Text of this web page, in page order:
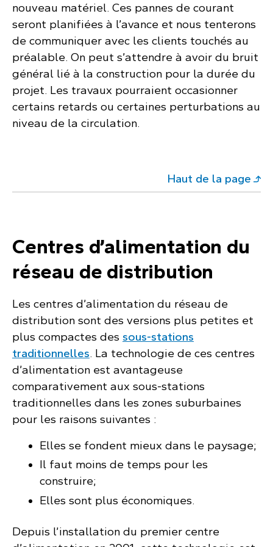
nouveau matériel. Ces pannes de courant
seront planifiées à l’avance et nous tenterons
de communiquer avec les clients touchés au
préalable. On peut s’attendre à avoir du bruit
général lié à la construction pour la durée du
projet. Les travaux pourraient occasionner
certains retards ou certaines perturbations au
niveau de la circulation.
Haut de la page
Centres d’alimentation du
réseau de distribution
Les centres d’alimentation du réseau de
distribution sont des versions plus petites et
plus compactes des sous-stations
traditionnelles. La technologie de ces centres
d’alimentation est avantageuse
comparativement aux sous-stations
traditionnelles dans les zones suburbaines
pour les raisons suivantes :
Elles se fondent mieux dans le paysage;
Il faut moins de temps pour les
construire;
Elles sont plus économiques.
Depuis l’installation du premier centre